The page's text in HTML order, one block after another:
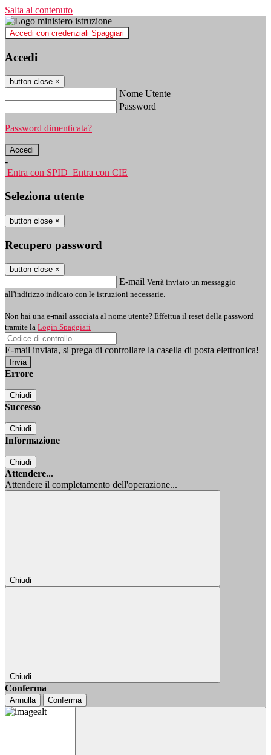
Salta al contenuto
Accedi con credenziali Spaggiari
Accedi
button close ×
Nome Utente
Password
Password dimenticata?
-
Entra con SPID Entra con CIE
Seleziona utente
button close ×
Recupero password
button close ×
E-mail Verrà inviato un messaggio
all'indirizzo indicato con le istruzioni necessarie.
Non hai una e-mail associata al nome utente? Effettua il reset della password
tramite la Login Spaggiari
E-mail inviata, si prega di controllare la casella di posta elettronica!
Errore
Chiudi
Successo
Chiudi
Informazione
Chiudi
Attendere...
Attendere il completamento dell'operazione...
Chiudi
Chiudi
Conferma
Annulla Conferma